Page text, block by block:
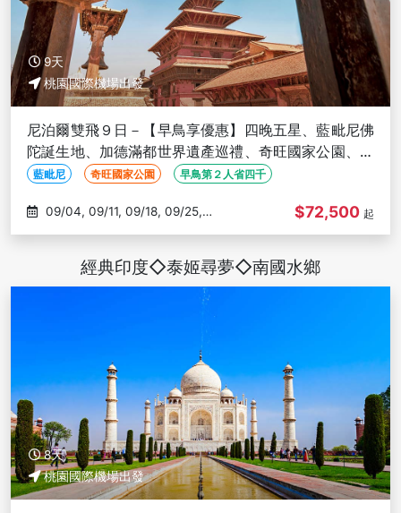
9天
桃園國際機場出發
尼泊爾雙飛９日－【早鳥享優惠】四晚五星、藍毗尼佛
陀誕生地、加德滿都世界遺產巡禮、奇旺國家公園、小
瑞士波卡拉、納加闊特日出
藍毗尼 奇旺國家公園 早鳥第２人省四千
10/02
$72,500 起
經典印度◇泰姬尋夢◇南國水鄉
8天
桃園國際機場出發